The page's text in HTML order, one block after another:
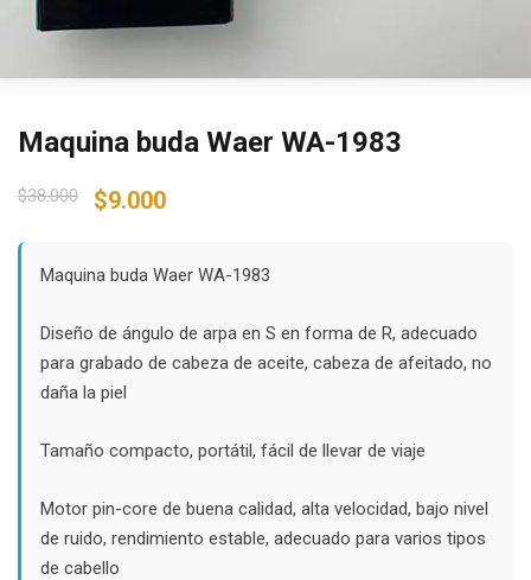
Maquina buda Waer WA-1983
$38.000
Original
$38.000.
$9.000Current
$9.000.
Maquina buda Waer WA-1983
Diseño de ángulo de arpa en S en forma de R, adecuado
para grabado de cabeza de aceite, cabeza de afeitado, no
daña la piel
Tamaño compacto, portátil, fácil de llevar de viaje
Motor pin-core de buena calidad, alta velocidad, bajo nivel
de ruido, rendimiento estable, adecuado para varios tipos
de cabello